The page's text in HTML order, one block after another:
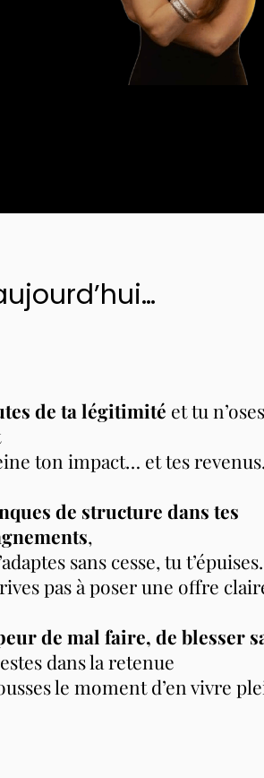
de ta légitimité et tu
ton impact… et tes revenus.
de structure dans tes
,
sans cesse, tu
pas à poser une offre
de mal faire, de blesser
dans la retenue
le moment d’en vivre